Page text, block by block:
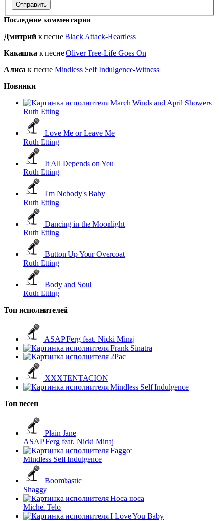
Последние комментарии
Дмитрий к песне Black Attack-Heartless
Какашка к песне Oliver Tree-Life Goes On
Алиса к песне Mindless Self Indulgence-Witness
Новинки
March Winds and April Showers
Ruth Etting
Love Me or Leave Me
Ruth Etting
It All Depends on You
Ruth Etting
I'm Nobody's Baby
Ruth Etting
Dancing in the Moonlight
Ruth Etting
Button Up Your Overcoat
Ruth Etting
Body and Soul
Ruth Etting
Топ исполнителей
ASAP Ferg feat. Nicki Minaj
Frank Sinatra
2Pac
XXXTENTACION
Mindless Self Indulgence
Топ песен
Plain Jane
ASAP Ferg feat. Nicki Minaj
Faggot
Mindless Self Indulgence
Boombastic
Shaggy
Носа носа
Michel Telo
I Love You Baby